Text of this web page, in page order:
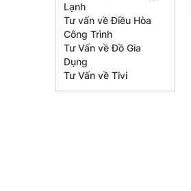
Lạnh
Tư vấn về Điều Hòa
Công Trình
Tư Vấn về Đồ Gia
Dụng
Tư Vấn về Tivi